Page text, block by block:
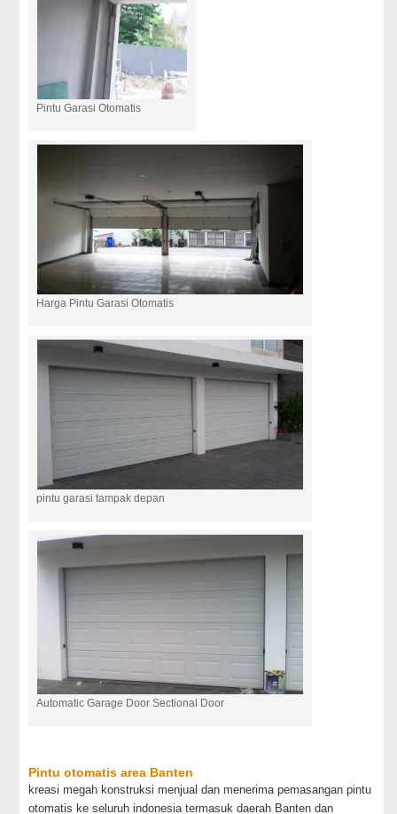
Pintu Garasi Otomatis
Harga Pintu Garasi Otomatis
pintu garasi tampak depan
Automatic Garage Door Sectional Door
Pintu otomatis area Banten
kreasi megah konstruksi menjual dan menerima pemasangan pintu
otomatis ke seluruh indonesia termasuk daerah Banten dan